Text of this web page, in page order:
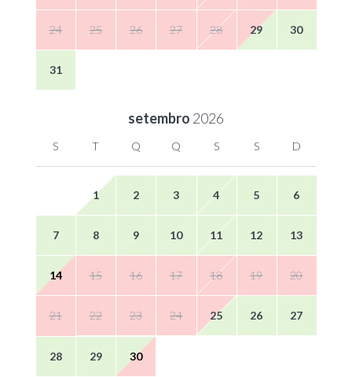
24 25 26 27 28 29 30
31
setembro 2026
S T Q Q S S D
1 2 3 4 5 6
7 8 9 10 11 12 13
14 15 16 17 18 19 20
21 22 23 24 25 26 27
28 29 30